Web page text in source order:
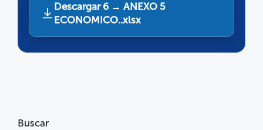
Descargar 6 → ANEXO 5
ECONOMICO..xlsx
Buscar